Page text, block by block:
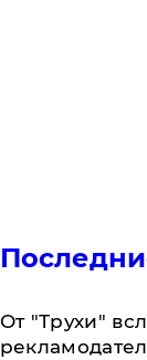
От "Трухи"